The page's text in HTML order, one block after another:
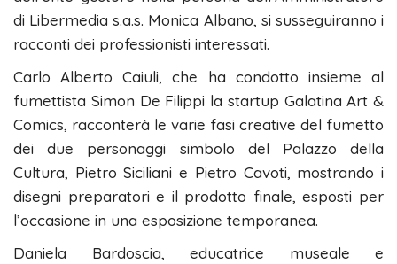
di Libermedia s.a.s. Monica Albano, si susseguiranno i
racconti dei professionisti interessati.
Carlo Alberto Caiuli, che ha condotto insieme al
fumettista Simon De Filippi la startup Galatina Art &
Comics, racconterà le varie fasi creative del fumetto
dei due personaggi simbolo del Palazzo della
Cultura, Pietro Siciliani e Pietro Cavoti, mostrando i
disegni preparatori e il prodotto finale, esposti per
l’occasione in una esposizione temporanea.
Daniela Bardoscia, educatrice museale e